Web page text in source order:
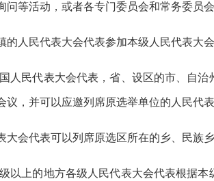
问等活动，或者各专门委员会和常务委员
的人民代表大会代表参加本级人民代表大
人民代表大会代表，省、设区的市、自
议，并可以应邀列席原选举单位的人民代
大会代表可以列席原选区所在的乡、民族
以上的地方各级人民代表大会代表根据